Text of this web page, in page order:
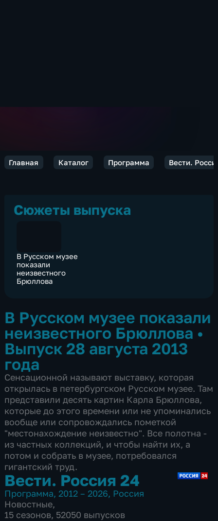
Главная Каталог Программа Вести.
Сюжеты выпуска
В Русском музее
показали
неизвестного
Брюллова
В Русском музее показали
неизвестного Брюллова •
Выпуск 28 августа 2013
года
Сенсационной называют выставку, которая
открылась в петербургском Русском музее. Там
представили десять картин Карла Брюллова,
которые до этого времени или не упоминались
вообще или сопровождались пометкой
"местонахождение неизвестно". Все полотна -
из частных коллекций, и чтобы найти их, а
потом и собрать в музее, потребовался
гигантский труд.
Вести. Россия 24
Программа, 2012 – 2026, Россия
Новостные,
15 сезонов, 52050 выпусков